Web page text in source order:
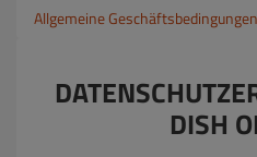
Allgemeine Geschäftsbedingungen
DISH